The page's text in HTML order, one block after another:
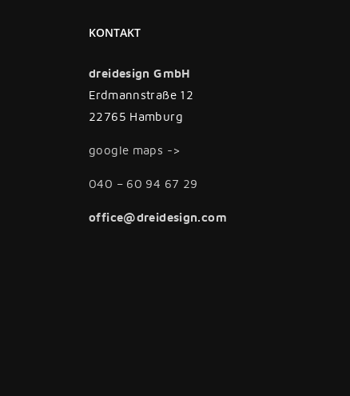
KONTAKT
dreidesign GmbH
Erdmannstraße 12
22765 Hamburg
google maps ->
040 – 60 94 67 29
office@dreidesign.com